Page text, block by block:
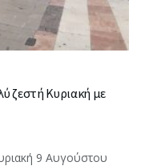
ζεστή Κυριακή με
9 Αυγούστου